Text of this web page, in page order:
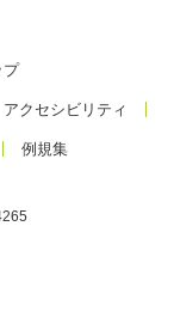
プ
アクセシビリティ
例規集